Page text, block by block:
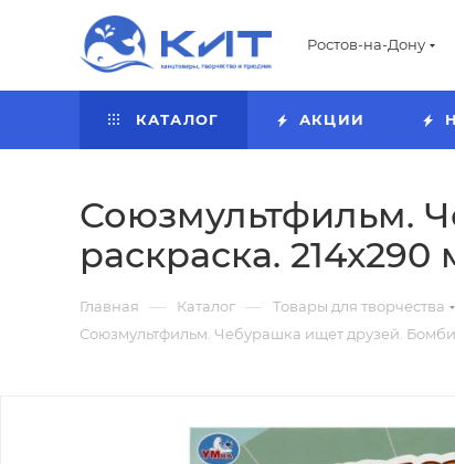
Ростов-на-Дону
КАТАЛОГ АКЦИИ
Союзмультфильм.
раскраска. 214х290
Главная — Каталог — Товары для творчества
Союзмультфильм. Чебурашка ищет друзей.